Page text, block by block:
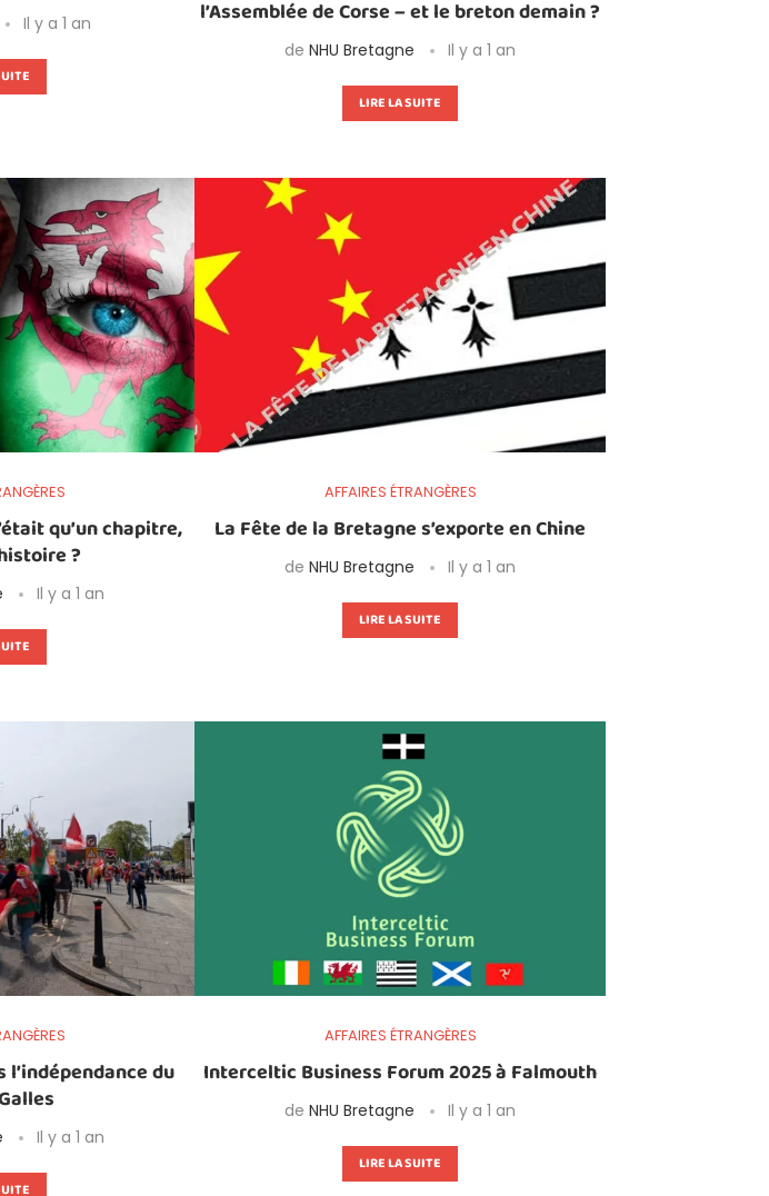
Il y a 1 an
l’Assemblée de Corse – et le breton demain ?
de NHU Bretagne Il y a 1 an
LIRE LA SUITE
qu’un chapitre,
?
Il y a 1 an
AFFAIRES ÉTRANGÈRES
La Fête de la Bretagne s’exporte en Chine
de NHU Bretagne Il y a 1 an
LIRE LA SUITE
du
Il y a 1 an
AFFAIRES ÉTRANGÈRES
Interceltic Business Forum 2025 à Falmouth
de NHU Bretagne Il y a 1 an
LIRE LA SUITE